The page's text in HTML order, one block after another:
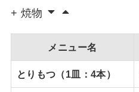
+ 焼物
メニュー名
とりもつ（1皿：4本）